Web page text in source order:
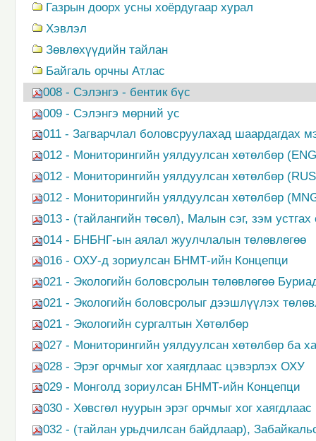
Газрын доорх усны хоёрдугаар хурал
Хэвлэл
Зөвлөхүүдийн тайлан
Байгаль орчны Атлас
008 - Сэлэнгэ - бентик бүс
009 - Сэлэнгэ мөрний ус
011 - Загварчлал боловсруулахад шаардагдах
012 - Мониторингийн уялдуулсан хөтөлбөр
012 - Мониторингийн уялдуулсан хөтөлбөр
012 - Мониторингийн уялдуулсан хөтөлбөр
013 - (тайлангийн төсөл), Малын сэг, зэм устгах
014 - БНБНГ-ын аялал жуулчлалын төлөвлөгөө
016 - ОХУ-д зориулсан БНМТ-ийн Концепци
021 - Экологийн боловсролын төлөвлөгөө
021 - Экологийн боловсролыг дээшлүүлэх
021 - Экологийн сургалтын Хөтөлбөр
027 - Мониторингийн уялдуулсан хөтөлбөр ба
028 - Эрэг орчмыг хог хаягдлаас цэвэрлэх ОХУ
029 - Монголд зориулсан БНМТ-ийн Концепци
030 - Хөвсгөл нуурын эрэг орчмыг хог хаягдлаас
032 - (тайлан урьдчилсан байдлаар),